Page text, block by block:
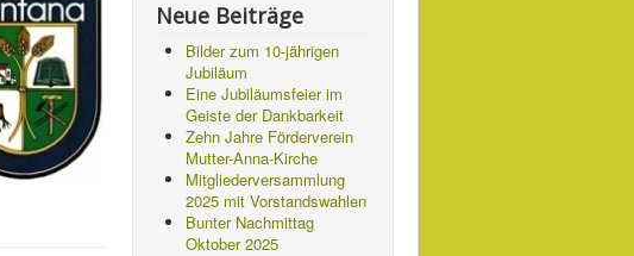
Neue Beiträge
Bilder zum 10-jährigen
Jubiläum
Eine Jubiläumsfeier im
Geiste der Dankbarkeit
Zehn Jahre Förderverein
Mutter-Anna-Kirche
Mitgliederversammlung
2025 mit Vorstandswahlen
Bunter Nachmittag
Oktober 2025